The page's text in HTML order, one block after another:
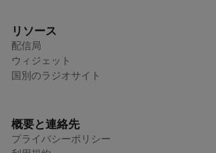
リソース
配信局
ウィジェット
国別のラジオサイト
概要と連絡先
プライバシーポリシー